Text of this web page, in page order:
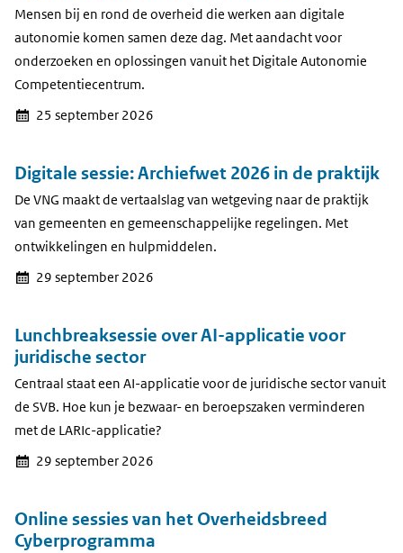
Mensen bij en rond de overheid die werken aan digitale
autonomie komen samen deze dag. Met aandacht voor
onderzoeken en oplossingen vanuit het Digitale Autonomie
Competentiecentrum.
25 september 2026
Digitale sessie: Archiefwet 2026 in de praktijk
De VNG maakt de vertaalslag van wetgeving naar de praktijk
van gemeenten en gemeenschappelijke regelingen. Met
ontwikkelingen en hulpmiddelen.
29 september 2026
Lunchbreaksessie over AI-applicatie voor
juridische sector
Centraal staat een AI-applicatie voor de juridische sector vanuit
de SVB. Hoe kun je bezwaar- en beroepszaken verminderen
met de LARIc-applicatie?
29 september 2026
Online sessies van het Overheidsbreed
Cyberprogramma